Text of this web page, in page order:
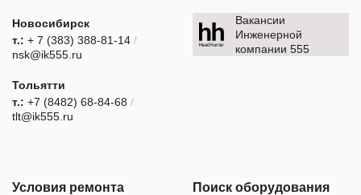
Новосибирск
т.: + 7 (383) 388-81-14 /
nsk@ik555.ru
Тольятти
т.: +7 (8482) 68-84-68 /
tlt@ik555.ru
Вакансии
Инженерной
компании 555
Условия ремонта Поиск оборудования